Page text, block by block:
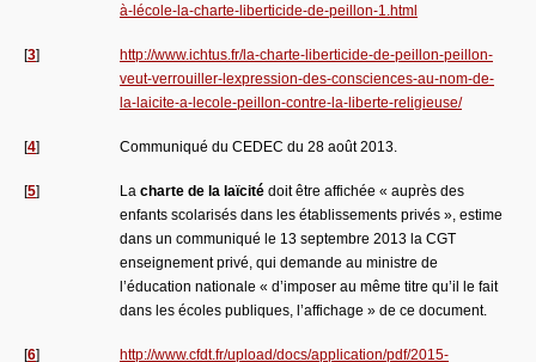
à-lécole-la-charte-liberticide-de-peillon-1.html
[3]
http://www.ichtus.fr/la-charte-liberticide-de-peillon-peillon-
veut-verrouiller-lexpression-des-consciences-au-nom-de-
la-laicite-a-lecole-peillon-contre-la-liberte-religieuse/
[4] Communiqué du CEDEC du 28 août 2013.
[5] La charte de la laïcité doit être affichée « auprès des
enfants scolarisés dans les établissements privés », estime
dans un communiqué le 13 septembre 2013 la CGT
enseignement privé, qui demande au ministre de
l’éducation nationale « d’imposer au même titre qu’il le fait
dans les écoles publiques, l’affichage » de ce document.
[6]
http://www.cfdt.fr/upload/docs/application/pdf/2015-